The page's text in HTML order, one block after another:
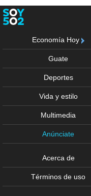
Economía Hoy
Guate
Deportes
Vida y estilo
Multimedia
Anúnciate
Acerca de
Términos de uso